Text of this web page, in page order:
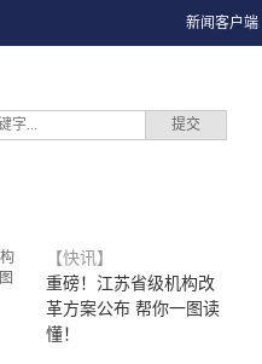
新闻客户端
【快讯】
重磅！江苏省级机构改
革方案公布 帮你一图读
懂！